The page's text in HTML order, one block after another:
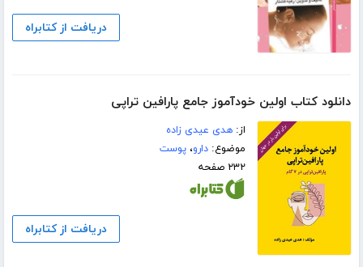
دریافت از کتابراه
دانلود کتاب اولین خودآموز جامع پارافین تراپی
از:هدی عیدی زاده
موضوع:دارو،پوست
۲۳۲ صفحه
دریافت از کتابراه